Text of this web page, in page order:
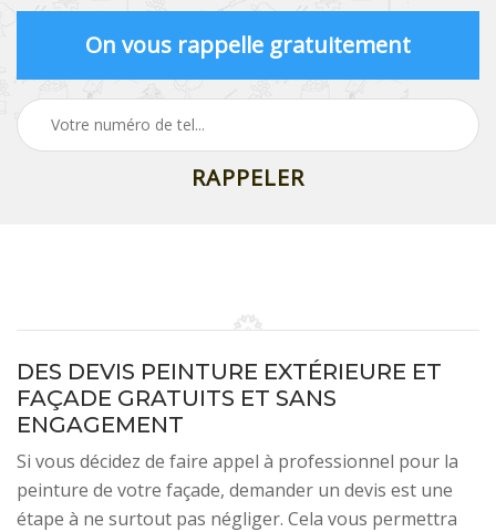
On vous rappelle gratuitement
DES DEVIS PEINTURE EXTÉRIEURE ET
FAÇADE GRATUITS ET SANS
ENGAGEMENT
Si vous décidez de faire appel à professionnel pour la
peinture de votre façade, demander un devis est une
étape à ne surtout pas négliger. Cela vous permettra